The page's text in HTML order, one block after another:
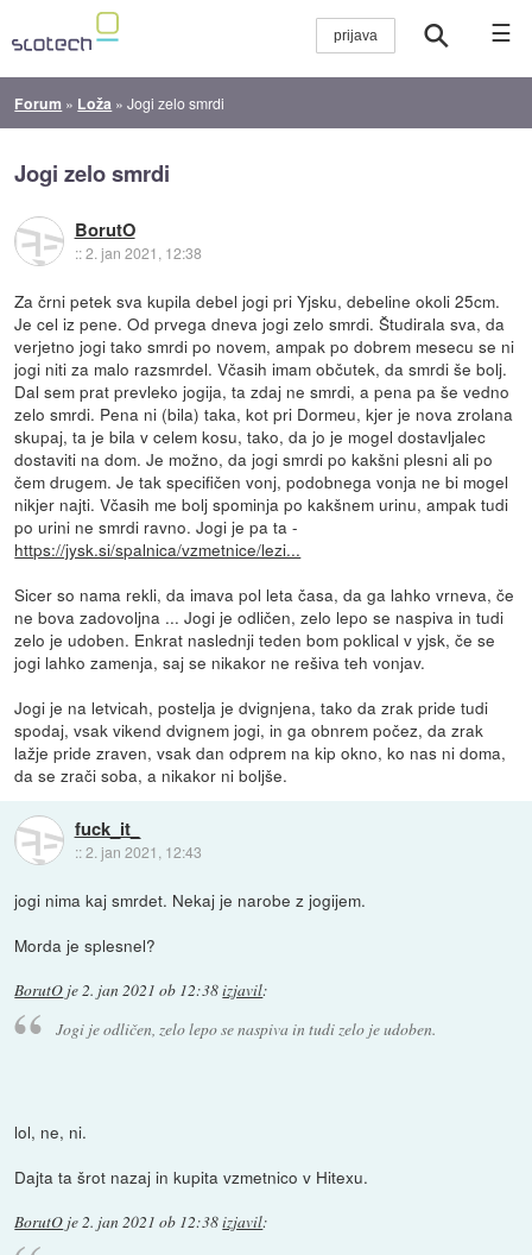
☰
Forum » Loža »Jogi zelo smrdi
Jogi zelo smrdi
BorutO
::2. jan 2021, 12:38
Za črni petek sva kupila debel jogi pri Yjsku, debeline okoli 25cm.
Je cel iz pene. Od prvega dneva jogi zelo smrdi. Študirala sva, da
verjetno jogi tako smrdi po novem, ampak po dobrem mesecu se ni
jogi niti za malo razsmrdel. Včasih imam občutek, da smrdi še bolj.
Dal sem prat prevleko jogija, ta zdaj ne smrdi, a pena pa še vedno
zelo smrdi. Pena ni (bila) taka, kot pri Dormeu, kjer je nova zrolana
skupaj, ta je bila v celem kosu, tako, da jo je mogel dostavljalec
dostaviti na dom. Je možno, da jogi smrdi po kakšni plesni ali po
čem drugem. Je tak specifičen vonj, podobnega vonja ne bi mogel
nikjer najti. Včasih me bolj spominja po kakšnem urinu, ampak tudi
po urini ne smrdi ravno. Jogi je pa ta -
https://jysk.si/spalnica/vzmetnice/lezi...
Sicer so nama rekli, da imava pol leta časa, da ga lahko vrneva, če
ne bova zadovoljna ... Jogi je odličen, zelo lepo se naspiva in tudi
zelo je udoben. Enkrat naslednji teden bom poklical v yjsk, če se
jogi lahko zamenja, saj se nikakor ne rešiva teh vonjav.
Jogi je na letvicah, postelja je dvignjena, tako da zrak pride tudi
spodaj, vsak vikend dvignem jogi, in ga obnrem počez, da zrak
lažje pride zraven, vsak dan odprem na kip okno, ko nas ni doma,
da se zrači soba, a nikakor ni boljše.
fuck_it_
::2. jan 2021, 12:43
jogi nima kaj smrdet. Nekaj je narobe z jogijem.
Morda je splesnel?
BorutO je2. jan 2021 ob 12:38izjavil:
Jogi je odličen, zelo lepo se naspiva in tudi zelo je udoben.
lol, ne, ni.
Dajta ta šrot nazaj in kupita vzmetnico v Hitexu.
BorutO je2. jan 2021 ob 12:38izjavil: